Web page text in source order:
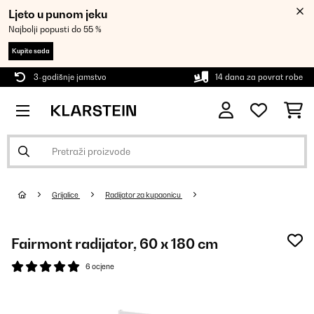
Ljeto u punom jeku
Najbolji popusti do 55 %
Kupite sada
3-godišnje jamstvo 14 dana za povrat robe
Grijalice Radijator za kupaonicu
Fairmont radijator, 60 x 180 cm
6 ocjene